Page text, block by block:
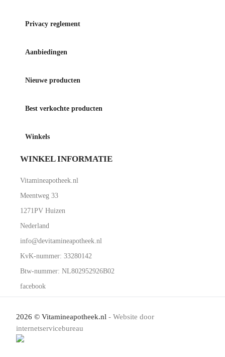
facebook
Privacy reglement
Aanbiedingen
Nieuwe producten
Best verkochte producten
Winkels
WINKEL INFORMATIE
Vitamineapotheek.nl
Meentweg 33
1271PV Huizen
Nederland
info@devitamineapotheek.nl
KvK-nummer: 33280142
Btw-nummer: NL802952926B02
2026 © Vitamineapotheek.nl - Website door
internetservicebureau